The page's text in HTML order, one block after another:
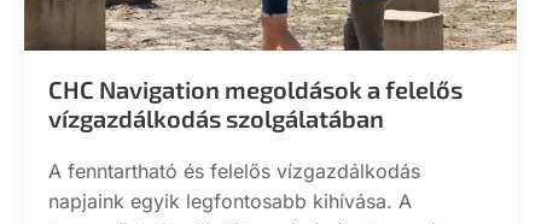
CHC Navigation megoldások a felelős
vízgazdálkodás szolgálatában
A fenntartható és felelős vízgazdálkodás
napjaink egyik legfontosabb kihívása. A